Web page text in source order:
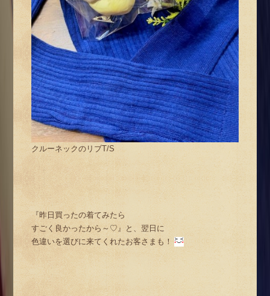
クルーネックのリブT/S
『昨日買ったの着てみたら
すごく良かったから～♡』と、翌日に
色違いを選びに来てくれたお客さまも！